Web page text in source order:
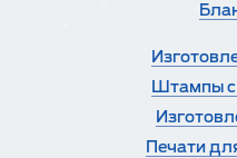
Штампы с
Печати